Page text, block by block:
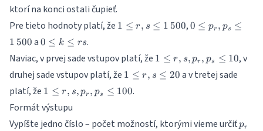
ktorí na konci ostali čupieť.
Pre tieto hodnoty platí, že 1 \leq
1\,500
1 ≤ r, s ≤ 1 500, 0 \leq
1\,500
0 ≤ pr , ps
≤
1 500 a 0
k
\leq
rs
0 ≤ k ≤ rs.
Naviac, v prvej sade vstupov platí, že 1 \leq
r,s,p_r,p_s
\leq 10
1 ≤ r, s, pr , ps ≤ 10, v
druhej sade vstupov platí, že 1
\leq
r,s
20
1 ≤ r, s ≤ 20 a v tretej sade
platí, že 1 \leq
r,s,p_r,p_s
\leq 100
1 ≤ r, s, pr , ps ≤ 100.
Formát výstupu
Vypíšte jedno číslo – počet možností, ktorými vieme určiťp_r
pr